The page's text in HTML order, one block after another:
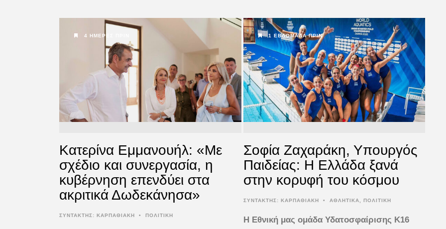
4 ΗΜΈΡΕΣ ΠΡΙΝ
Κατερίνα Εμμανουήλ: «Με
σχέδιο και συνεργασία, η
κυβέρνηση επενδύει στα
ακριτικά Δωδεκάνησα»
ΣΥΝΤΆΚΤΗΣ: ΚΑΡΠΑΘΙΑΚΗ • ΠΟΛΙΤΙΚΗ
1 ΕΒΔΟΜΆΔΑ ΠΡΙΝ
Σοφία Ζαχαράκη, Υπουργός
Παιδείας: Η Ελλάδα ξανά
στην κορυφή του κόσμου
ΣΥΝΤΆΚΤΗΣ: ΚΑΡΠΑΘΙΑΚΗ • ΑΘΛΗΤΙΚΑ ΠΟΛΙΤΙΚΗ
Η Εθνική μας ομάδα Υδατοσφαίρισης Κ16